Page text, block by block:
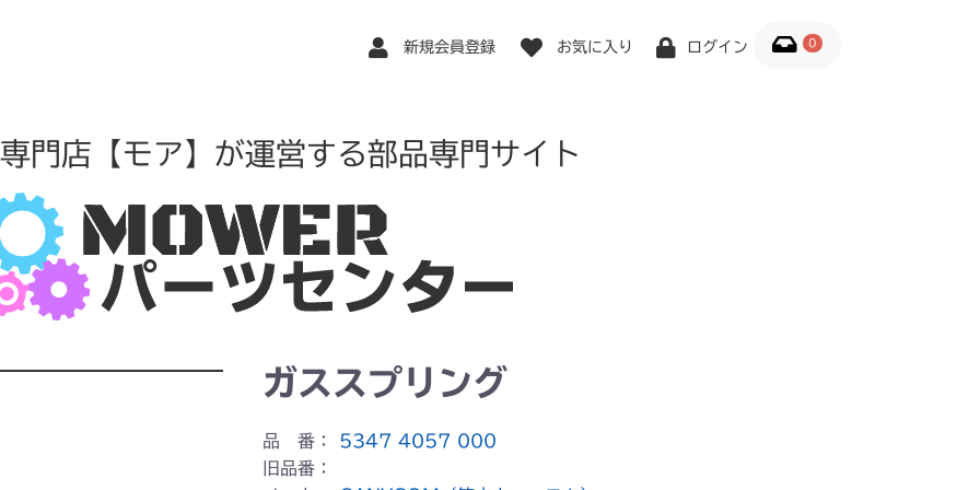
新規会員登録 お気に入り ログイン 0
門店【モア】が運営する部品専門サイト
ガススプリング
品 番：
5347 4057 000
旧品番：